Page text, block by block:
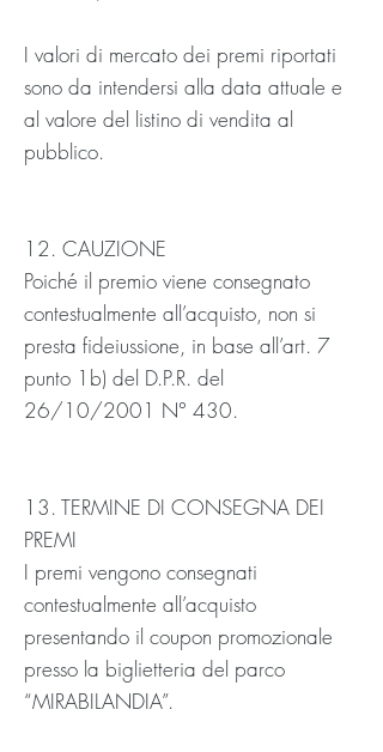
I valori di mercato dei premi riportati
sono da intendersi alla data attuale e
al valore del listino di vendita al
pubblico.
12. CAUZIONE
Poiché il premio viene consegnato
contestualmente all’acquisto, non si
presta fideiussione, in base all’art. 7
punto 1b) del D.P.R. del
26/10/2001 N° 430.
13. TERMINE DI CONSEGNA DEI
PREMI
I premi vengono consegnati
contestualmente all’acquisto
presentando il coupon promozionale
presso la biglietteria del parco
“MIRABILANDIA”.